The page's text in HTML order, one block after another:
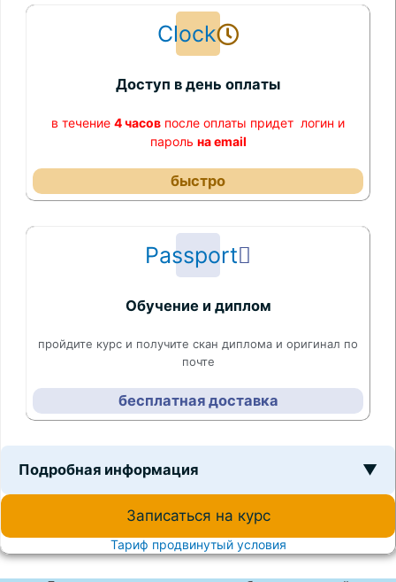
Clock
Доступ в день оплаты
в течение 4 часов после оплаты придет логин и
пароль на email
быстро
Passport
Обучение и диплом
пройдите курс и получите скан диплома и оригинал по
почте
бесплатная доставка
Подробная информация ▼
Записаться на курс
Тариф продвинутый условия